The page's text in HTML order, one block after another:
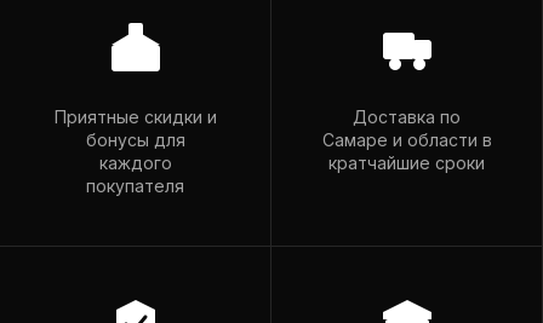
+7 927 265-94-98
romador@mail.ru
Приятные скидки и
бонусы для
каждого
покупателя
Доставка по
Самаре и области в
кратчайшие сроки